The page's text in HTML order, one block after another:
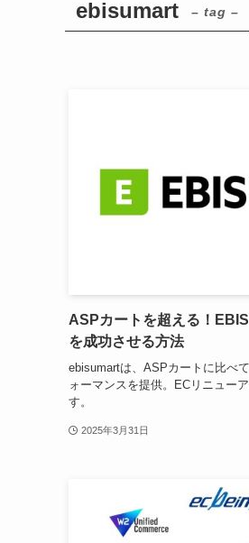
ebisumart – tag –
ASPカートを超える！
を成功させる方法
ebisumartは、ASPカートに比べ
ォーマンスを提供。ECリニュー
す。
2025年3月31日